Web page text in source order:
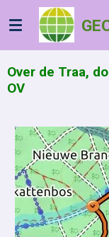
direct
naar
de
hoofdinhoud
Over de Traa,
OV